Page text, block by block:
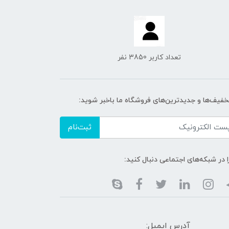
تعداد کاربر 3850 نفر
و جدیدترین‌های فروشگاه ما باخبر شوید:
ثبت‌نام
در شبکه‌های اجتماعی دنبال کنید:
آدرس ایمیل: